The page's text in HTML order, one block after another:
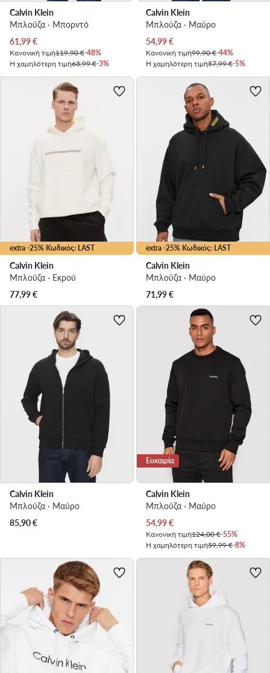
Calvin Klein
Μπλούζα · Μπορντό
Τρέχουσα τιμή
61,99€
Κανονική τιμή119,90 €-48%
Η χαμηλότερη τιμή63,99 €-3%
Calvin Klein
Μπλούζα · Μαύρο
Τρέχουσα τιμή
54,99€
Κανονική τιμή99,90 €-44%
Η χαμηλότερη τιμή57,99 €-5%
extra -25% Κωδικός: LAST
Calvin Klein
Μπλούζα · Εκρού
77,99€
extra -25% Κωδικός: LAST
Calvin Klein
Μπλούζα · Μαύρο
71,99€
Calvin Klein
Μπλούζα · Μαύρο
85,90€
Ευκαιρία
Calvin Klein
Μπλούζα · Μαύρο
Τρέχουσα τιμή
54,99€
Κανονική τιμή124,00 €-55%
Η χαμηλότερη τιμή59,99 €-8%